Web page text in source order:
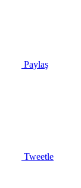
Paylaş
Tweetle